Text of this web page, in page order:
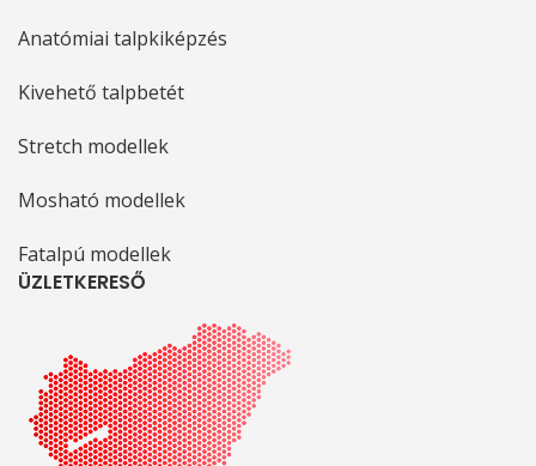
Anatómiai talpkiképzés
Kivehető talpbetét
Stretch modellek
Mosható modellek
Fatalpú modellek
ÜZLETKERESŐ